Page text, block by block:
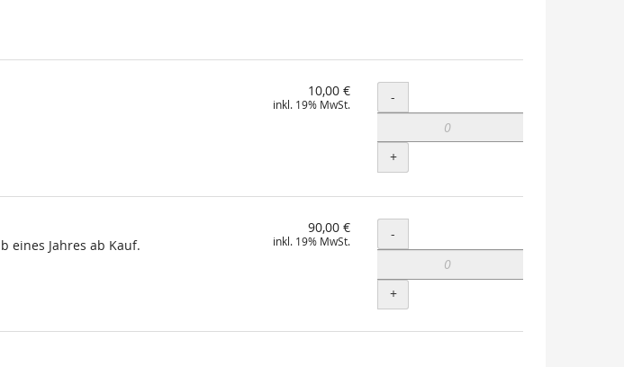
10,00 €
inkl. 19% MwSt. Menge
-
+
eines Jahres ab Kauf.
90,00 €
inkl. 19% MwSt. Menge
-
+